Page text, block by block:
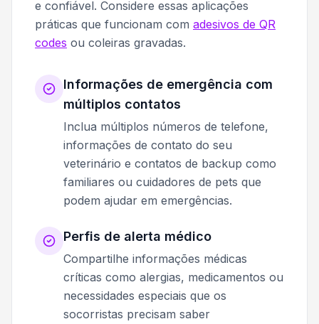
e confiável. Considere essas aplicações
práticas que funcionam com adesivos de QR
codes ou coleiras gravadas.
Informações de emergência com
múltiplos contatos
Inclua múltiplos números de telefone,
informações de contato do seu
veterinário e contatos de backup como
familiares ou cuidadores de pets que
podem ajudar em emergências.
Perfis de alerta médico
Compartilhe informações médicas
críticas como alergias, medicamentos ou
necessidades especiais que os
socorristas precisam saber